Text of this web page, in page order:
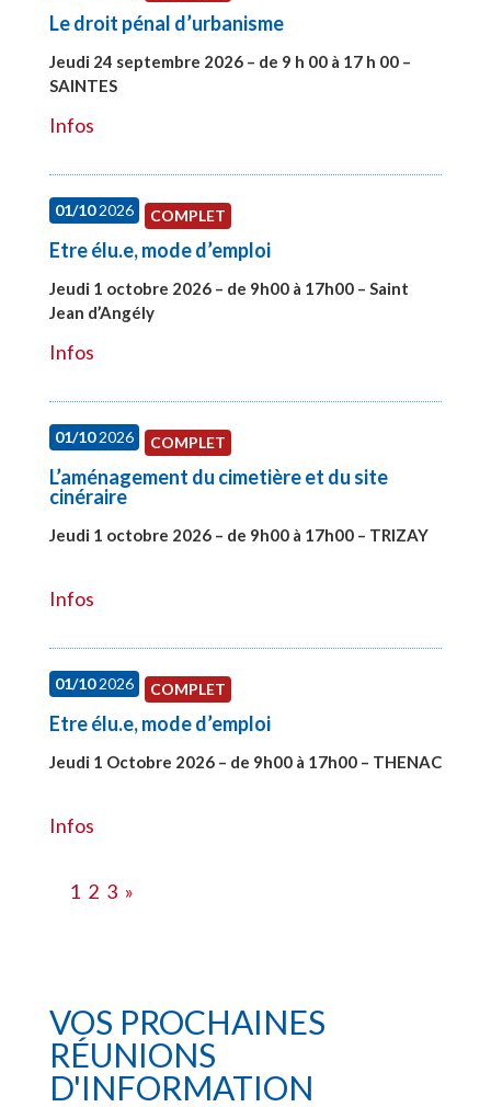
Le droit pénal d’urbanisme
Jeudi 24 septembre 2026 – de 9 h 00 à 17 h 00 –
SAINTES
Infos
01/102026 COMPLET
Etre élu.e, mode d’emploi
Jeudi 1 octobre 2026 – de 9h00 à 17h00 – Saint
Jean d’Angély
Infos
01/102026 COMPLET
L’aménagement du cimetière et du site
cinéraire
Jeudi 1 octobre 2026 – de 9h00 à 17h00 – TRIZAY
Infos
01/102026 COMPLET
Etre élu.e, mode d’emploi
Jeudi 1 Octobre 2026 – de 9h00 à 17h00 – THENAC
Infos
1 2 3 »
VOS PROCHAINES
RÉUNIONS
D'INFORMATION